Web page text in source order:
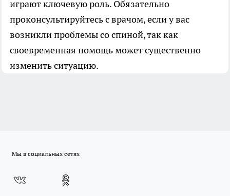
играют ключевую роль. Обязательно
проконсультируйтесь с врачом, если у вас
возникли проблемы со спиной, так как
своевременная помощь может существенно
изменить ситуацию.
Мы в социальных сетях